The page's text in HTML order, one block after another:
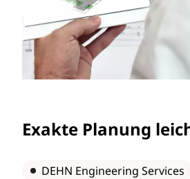
Exakte Planung
DEHN Engineering Services